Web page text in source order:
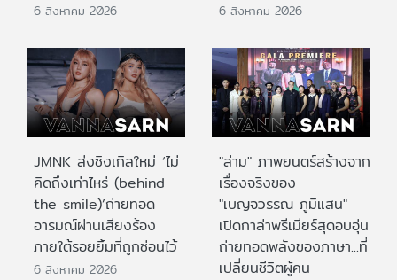
6 สิงหาคม 2026 6 สิงหาคม 2026
JMNK ส่งซิงเกิลใหม่ ‘ไม่
คิดถึงเท่าไหร่ (behind
the smile)’ถ่ายทอด
อารมณ์ผ่านเสียงร้อง
ภายใต้รอยยิ้มที่ถูกซ่อนไว้
6 สิงหาคม 2026
"ล่าม" ภาพยนตร์สร้างจาก
เรื่องจริงของ
"เบญจวรรณ ภูมิแสน"
เปิดกาล่าพรีเมียร์สุดอบอุ่น
ถ่ายทอดพลังของภาษา...ที่
เปลี่ยนชีวิตผู้คน